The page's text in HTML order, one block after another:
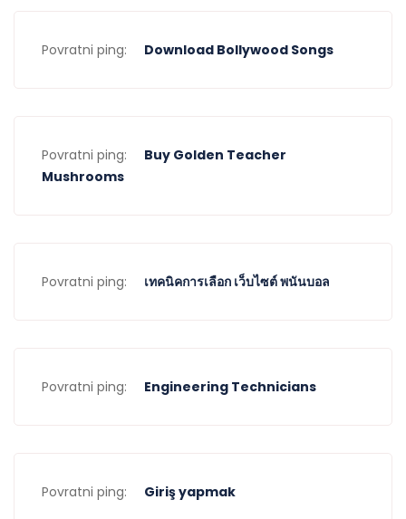
Povratni ping: Download Bollywood Songs
Povratni ping:
Buy Golden Teacher
Mushrooms
Povratni ping: เทคนิคการเลือก เว็บไซต์ พนันบอล
Povratni ping: Engineering Technicians
Povratni ping: Giriş yapmak